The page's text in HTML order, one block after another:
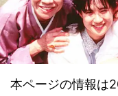
本ページの情報は